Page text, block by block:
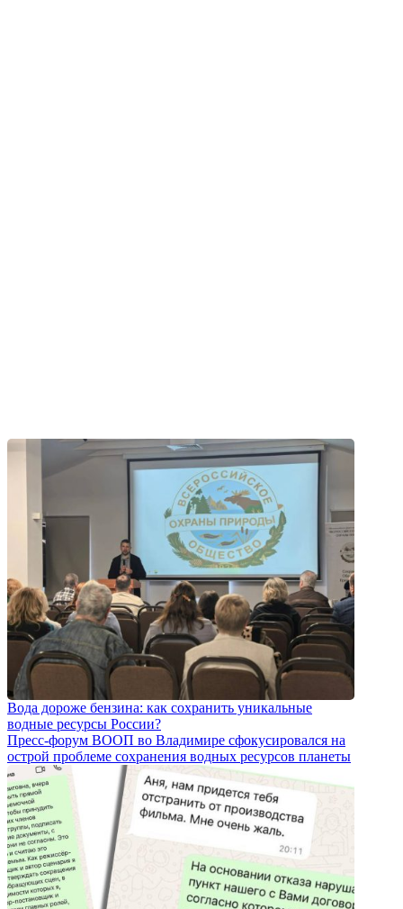
Вода дороже бензина: как сохранить уникальные
водные ресурсы России?
Пресс-форум ВООП во Владимире сфокусировался на
острой проблеме сохранения водных ресурсов планеты